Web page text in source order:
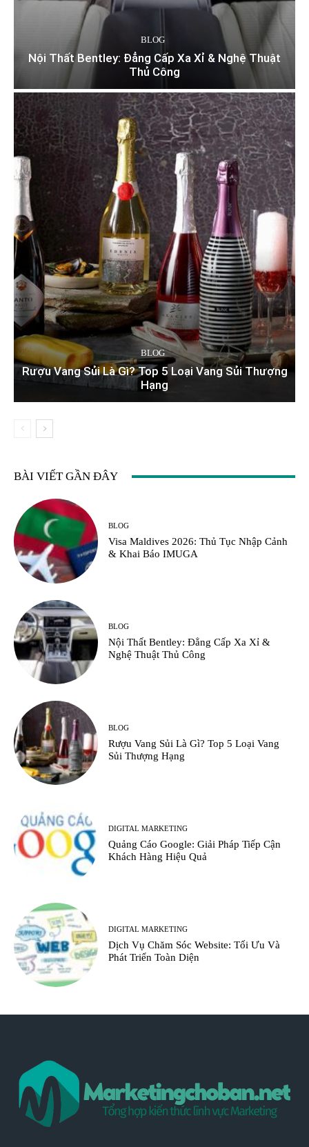
BLOG
Nội Thất Bentley: Đẳng Cấp Xa Xỉ & Nghệ Thuật
Thủ Công
BLOG
Rượu Vang Sủi Là Gì? Top 5 Loại Vang Sủi Thượng
Hạng
BÀI VIẾT GẦN ĐÂY
BLOG
Visa Maldives 2026: Thủ Tục Nhập Cảnh
& Khai Báo IMUGA
BLOG
Nội Thất Bentley: Đẳng Cấp Xa Xỉ &
Nghệ Thuật Thủ Công
BLOG
Rượu Vang Sủi Là Gì? Top 5 Loại Vang
Sủi Thượng Hạng
DIGITAL MARKETING
Quảng Cáo Google: Giải Pháp Tiếp Cận
Khách Hàng Hiệu Quả
DIGITAL MARKETING
Dịch Vụ Chăm Sóc Website: Tối Ưu Và
Phát Triển Toàn Diện